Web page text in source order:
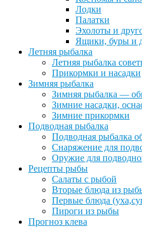
Лодки
Палатки
Эхолоты и
Ящики, буры и
Летняя рыбалка
Летняя рыбалка
Прикормки и насадки
Зимняя рыбалка
Зимняя рыбалка —
Зимние насадки,
Зимние прикормки
Подводная рыбалка
Подводная рыбалка
Снаряжение для
Оружие для
Рецепты рыбы
Салаты с рыбой
Вторые блюда из
Первые блюда
Пироги из рыбы
Прогноз клева